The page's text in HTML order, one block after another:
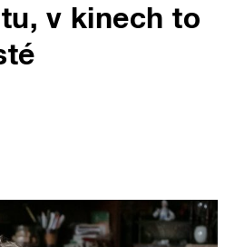
v kinech to